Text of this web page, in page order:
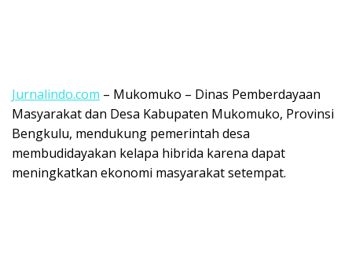
Jurnalindo.com – Mukomuko – Dinas Pemberdayaan
Masyarakat dan Desa Kabupaten Mukomuko, Provinsi
Bengkulu, mendukung pemerintah desa
membudidayakan kelapa hibrida karena dapat
meningkatkan ekonomi masyarakat setempat.